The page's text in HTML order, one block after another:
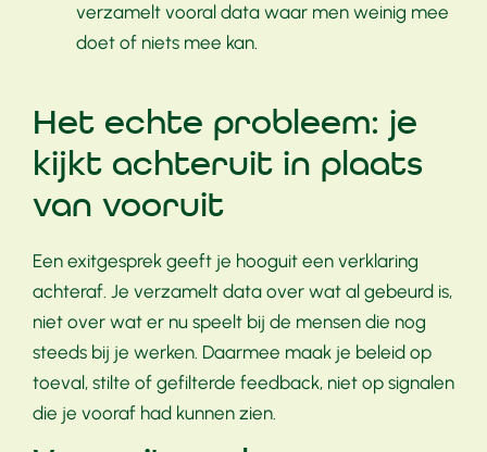
verzamelt vooral data waar men weinig mee
doet of niets mee kan.
Het echte probleem: je
kijkt achteruit in plaats
van vooruit
Een exitgesprek geeft je hooguit een verklaring
achteraf. Je verzamelt data over wat al gebeurd is,
niet over wat er nu speelt bij de mensen die nog
steeds bij je werken. Daarmee maak je beleid op
toeval, stilte of gefilterde feedback, niet op signalen
die je vooraf had kunnen zien.